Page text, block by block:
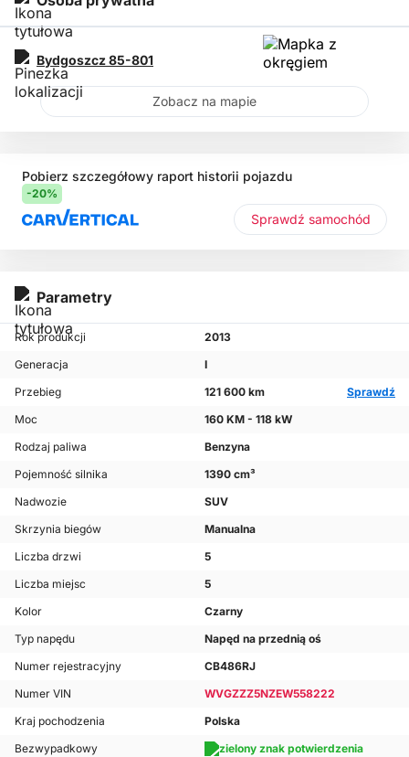
Pobierz szczegółowy raport historii pojazdu
-20%
Sprawdź samochód
Parametry
Rok produkcji
2013
Generacja
I
Przebieg
121 600 km
Sprawdź
Moc
160 KM - 118 kW
Rodzaj paliwa
Benzyna
Pojemność silnika
1390 cm³
Nadwozie
SUV
Skrzynia biegów
Manualna
Liczba drzwi
5
Liczba miejsc
5
Kolor
Czarny
Typ napędu
Napęd na przednią oś
Numer rejestracyjny
CB486RJ
Numer VIN
WVGZZZ5NZEW558222
Kraj pochodzenia
Polska
Bezwypadkowy
Bydgoszcz85-801
Zobacz na mapie